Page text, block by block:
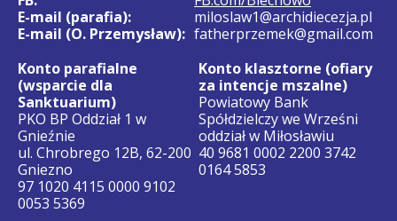
E-mail (parafia):
miloslaw1@archidiecezja.pl
E-mail (O. Przemysław): fatherprzemek@gmail.com
Konto parafialne
(wsparcie dla
Sanktuarium)
PKO BP Oddział 1 w
Gnieźnie
ul. Chrobrego 12B, 62-200
Gniezno
97 1020 4115 0000 9102
0053 5369
Konto klasztorne (ofiary
za intencje mszalne)
Powiatowy Bank
Spółdzielczy we Wrześni
oddział w Miłosławiu
40 9681 0002 2200 3742
0164 5853